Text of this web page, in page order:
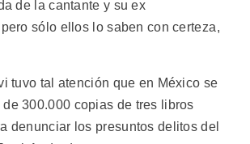
de la cantante y su ex
sólo ellos lo saben con certeza,
tuvo tal atención que en México se
300.000 copias de tres libros
denunciar los presuntos delitos del